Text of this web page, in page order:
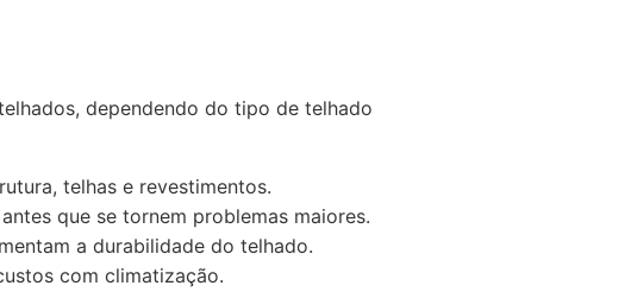
dependendo do tipo de telhado
telhas e revestimentos.
que se tornem problemas maiores.
a durabilidade do telhado.
com climatização.